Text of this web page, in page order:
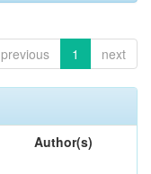
previous 1 next
Author(s)